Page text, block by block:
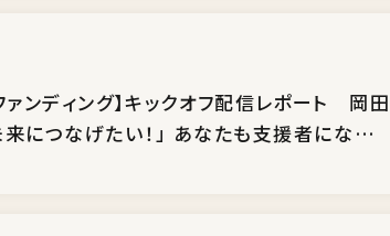
ァンディング】キックオフ配信レポート 岡田
につなげたい！」 あなたも支援者になりま